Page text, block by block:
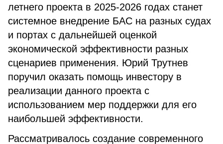
летнего проекта в 2025-2026 годах станет
системное внедрение БАС на разных судах
и портах с дальнейшей оценкой
экономической эффективности разных
сценариев применения. Юрий Трутнев
поручил оказать помощь инвестору в
реализации данного проекта с
использованием мер поддержки для его
наибольшей эффективности.
Рассматривалось создание современного